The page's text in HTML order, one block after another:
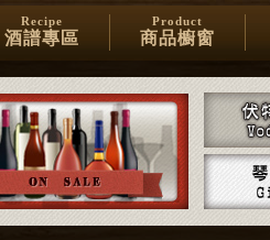
Recipe
酒譜專區
Product
商品櫥窗